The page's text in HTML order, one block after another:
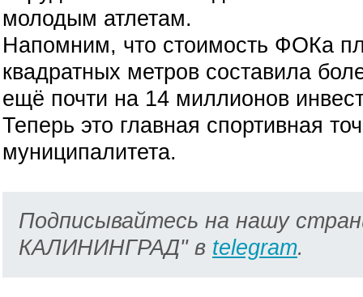
молодым атлетам.
Напомним, что стоимость ФОКа
квадратных метров составила
ещё почти на 14 миллионов
Теперь это главная спортивная
муниципалитета.
Подписывайтесь на нашу
КАЛИНИНГРАД" в telegram.